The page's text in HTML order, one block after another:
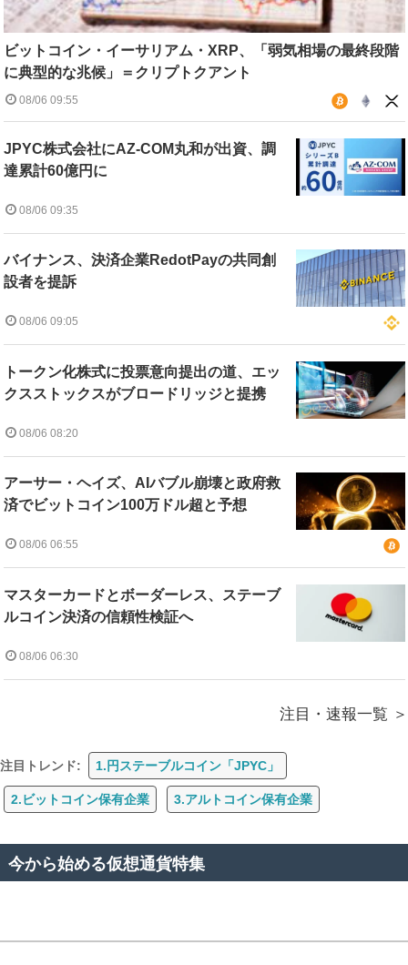
ビットコイン・イーサリアム・XRP、「弱気相場の最終段階
に典型的な兆候」＝クリプトクアント
08/06 09:55
JPYC株式会社にAZ-COM丸和が出資、調
達累計60億円に
08/06 09:35
バイナンス、決済企業RedotPayの共同創
設者を提訴
08/06 09:05
トークン化株式に投票意向提出の道、エッ
クスストックスがブロードリッジと提携
08/06 08:20
アーサー・ヘイズ、AIバブル崩壊と政府救
済でビットコイン100万ドル超と予想
08/06 06:55
マスターカードとボーダーレス、ステーブ
ルコイン決済の信頼性検証へ
08/06 06:30
注目・速報一覧
注目トレンド: 1.円ステーブルコイン「JPYC」
2.ビットコイン保有企業 3.アルトコイン保有企業
今から始める仮想通貨特集